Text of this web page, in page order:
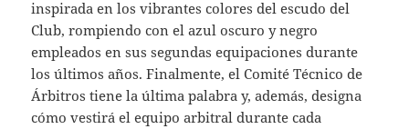
inspirada en los vibrantes colores del escudo del
Club, rompiendo con el azul oscuro y negro
empleados en sus segundas equipaciones durante
los últimos años. Finalmente, el Comité Técnico de
Árbitros tiene la última palabra y, además, designa
cómo vestirá el equipo arbitral durante cada